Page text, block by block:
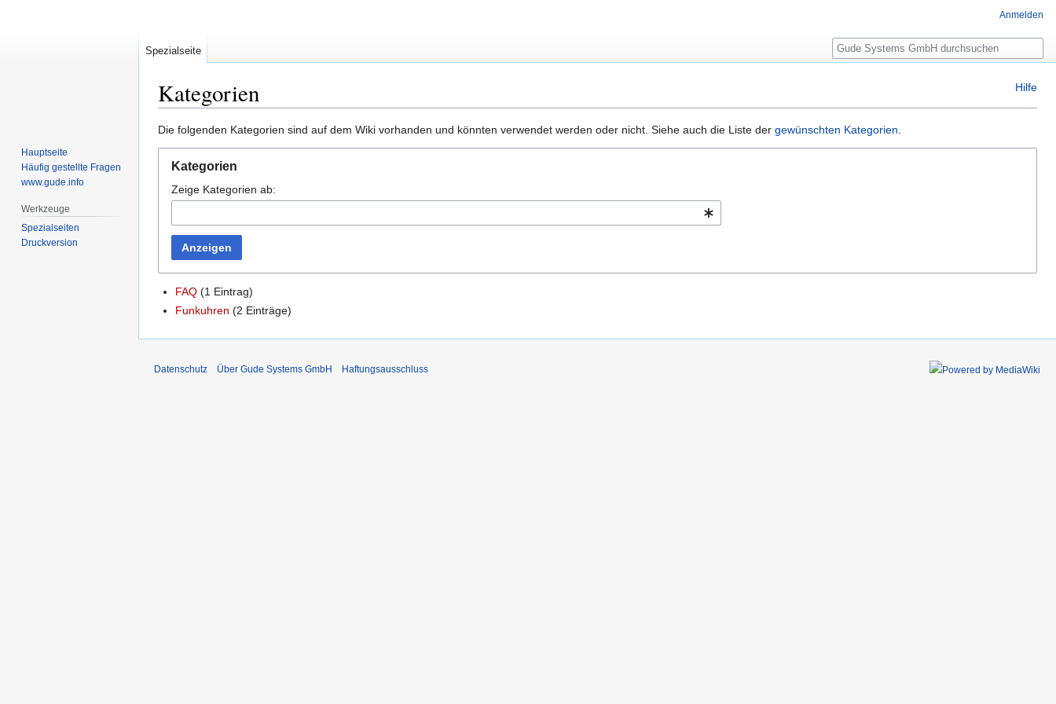
Hilfe
Kategorien
Zur
Navigation
springen
Zur
Suche
springen
Die folgenden Kategorien sind auf dem Wiki vorhanden und könnten verwendet werden oder nicht. Siehe auch die Liste der gewünschten Kategorien.
Kategorien
Zeige Kategorien ab:
Anzeigen
FAQ ‏‎ (1 Eintrag)
Funkuhren ‏‎ (2 Einträge)
Anmelden
Spezialseite
Suche
Hauptseite
Häufig gestellte Fragen
www.gude.info
Werkzeuge
Spezialseiten
Druckversion
Datenschutz Über Gude Systems GmbH Haftungsausschluss